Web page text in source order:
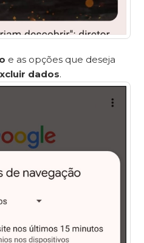
e as opções que deseja
dados.